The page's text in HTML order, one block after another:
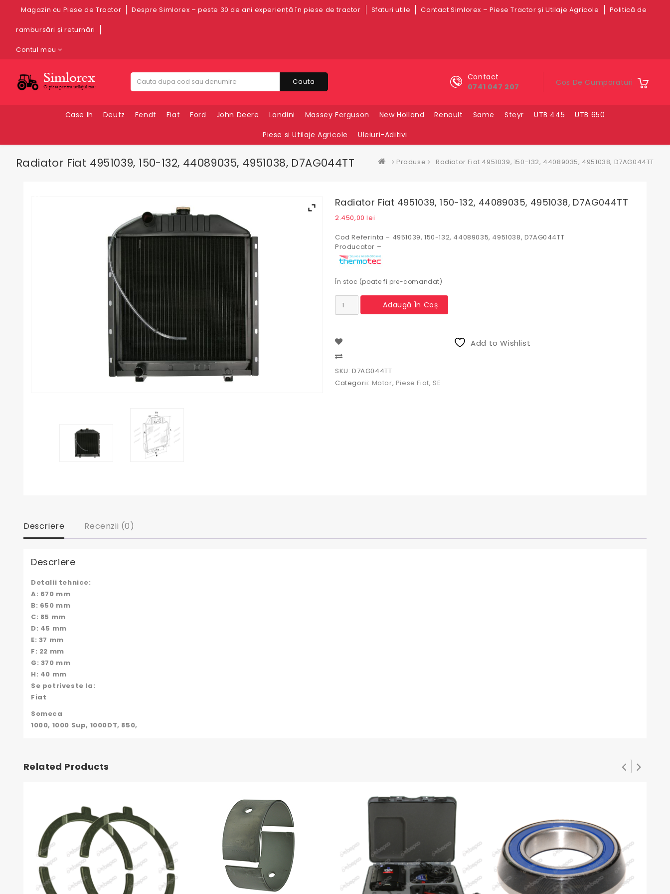
Magazin cu Piese de Tractor Despre Simlorex – peste 30 de ani experiență în piese de tractor Sfaturi utile Contact Simlorex – Piese Tractor și Utilaje Agricole Politică de
rambursări și returnări
Contul meu
Cos De Cumparaturi
Contact
0741 047 207
Cauta
Case Ih Deutz Fendt Fiat Ford John Deere Landini Massey Ferguson New Holland Renault Same Steyr UTB 445
UTB 650
Piese si Utilaje Agricole
Uleiuri-Aditivi
Radiator Fiat 4951039, 150-132, 44089035, 4951038, D7AG044TT Produse Radiator Fiat 4951039, 150-132, 44089035, 4951038, D7AG044TT
Radiator Fiat 4951039, 150-132, 44089035, 4951038, D7AG044TT
2.450,00lei
Cod Referinta – 4951039, 150-132, 44089035, 4951038, D7AG044TT
Producator –
În stoc (poate fi pre-comandat)
Cantitate
Radiator
150-
132,
44089035,
D7AG044TT
Adaugă În Coș
Add to Wishlist
SKU: D7AG044TT
Categorii: Motor, Piese Fiat, SE
Descriere Recenzii (0)
Descriere
Detalii tehnice:
A: 670 mm
B: 650 mm
C: 85 mm
D: 45 mm
E: 37 mm
F: 22 mm
G: 370 mm
H: 40 mm
Se potriveste la:
Fiat
Someca
1000, 1000 Sup, 1000DT, 850,
Related Products